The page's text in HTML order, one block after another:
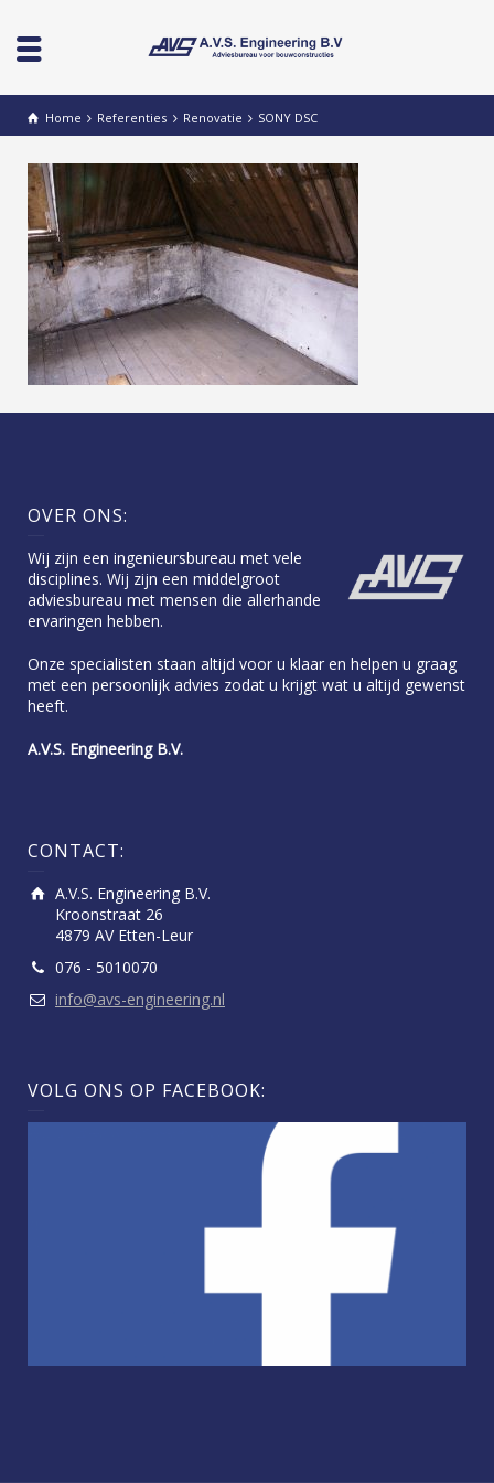
Home Referenties Renovatie SONY DSC
OVER ONS:
Wij zijn een ingenieursbureau met vele
disciplines. Wij zijn een middelgroot
adviesbureau met mensen die allerhande
ervaringen hebben.
Onze specialisten staan altijd voor u klaar en helpen u graag
met een persoonlijk advies zodat u krijgt wat u altijd gewenst
heeft.
A.V.S. Engineering B.V.
CONTACT:
A.V.S. Engineering B.V.
Kroonstraat 26
4879 AV Etten-Leur
076 - 5010070
info@avs-engineering.nl
VOLG ONS OP FACEBOOK: